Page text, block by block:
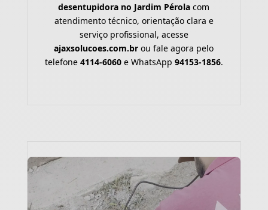
desentupidora no Jardim Pérola com
atendimento técnico, orientação clara e
serviço profissional, acesse
ajaxsolucoes.com.br ou fale agora pelo
telefone 4114-6060e WhatsApp 94153-1856.